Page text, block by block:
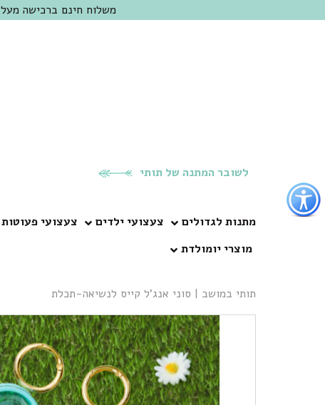
כפתור
לפתיחת
תפריט
נגישות
משלוח חינם ברכישה מעל 300 ש"ח | אופציה למשלוח מהיום להיום באזור המרכז | מוזמנים לבקר בחנות בכפר שמריהו
לשובר המתנה של תותי
מתנות לגדולים צעצועי ילדים צעצועי פעוטות
מוצרי יומולדת
תותי במושב | סוני אנג’ל קייס לנשיאה-תכלת